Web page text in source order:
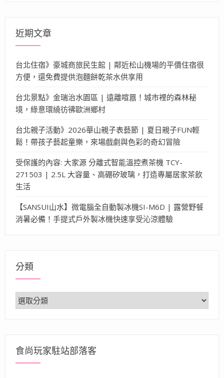
近期文章
台北住宿》豪城商旅民生館 | 鄰近松山機場的平價住宿很
方便，還免費提供泡麵餅乾茶水供享用
台北景點》金瑞治水園區 | 遠離喧囂！城市裡的森林秘
境，綠意環繞彷彿歐洲鄉村
台北親子活動》2026華山親子表藝節 | 夏日親子FUN輕
鬆！帶孩子藝起童樂，來場戲劇與色彩的奇幻冒險
受保護的內容: 大家源 分離式智能溫控煮茶機 TCY-
271503 | 2.5L 大容量、高硼矽玻璃，打造專屬居家茶飲
生活
【SANSUI山水】微電腦全自動製冰機SI-M6D | 露營野餐
消暑必備！手提式戶外製冰機快速享受沁涼體驗
分類
分
類
食尚玩家駐站部落客